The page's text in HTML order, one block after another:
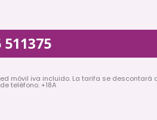
511375
móvil iva incluido. La tarifa se descontará
teléfono. +18A